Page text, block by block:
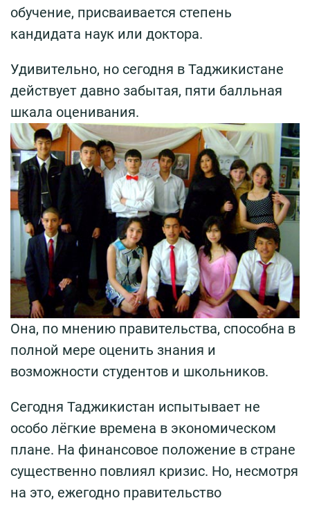
обучение, присваивается степень
кандидата наук или доктора.
Удивительно, но сегодня в Таджикистане
действует давно забытая, пяти балльная
шкала оценивания.
Она, по мнению правительства, способна в
полной мере оценить знания и
возможности студентов и школьников.
Сегодня Таджикистан испытывает не
особо лёгкие времена в экономическом
плане. На финансовое положение в стране
существенно повлиял кризис. Но, несмотря
на это, ежегодно правительство